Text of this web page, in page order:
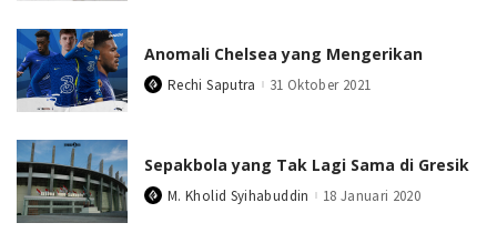
Anomali Chelsea yang Mengerikan
PostedRechi Saputra 31 Oktober 2021
Sepakbola yang Tak Lagi Sama di Gresik
PostedM. Kholid Syihabuddin 18 Januari 2020